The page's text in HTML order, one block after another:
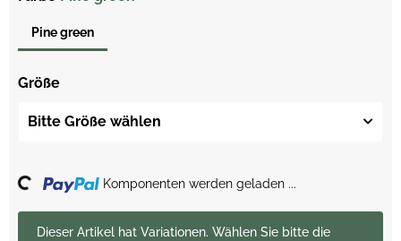
Pine green
Größe
Bitte Größe wählen
xDieser Artikel hat Variationen. Wählen Sie bitte die
Komponenten werden geladen ...